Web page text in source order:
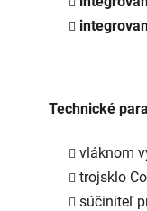
Technické
vláknom
trojsklo
súčiniteľ